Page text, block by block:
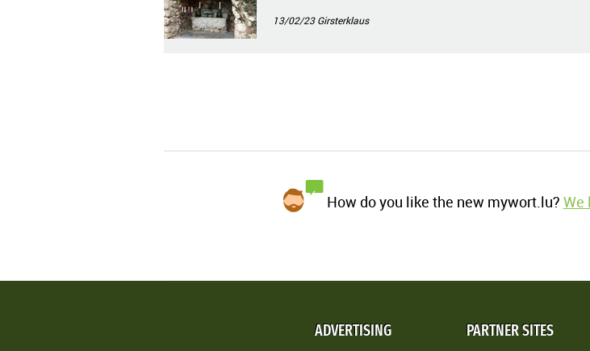
13/02/23Girsterklaus
How do you like the new mywort.lu? We
ADVERTISING PARTNER SITES